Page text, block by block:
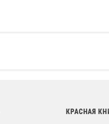
КРАСНАЯ